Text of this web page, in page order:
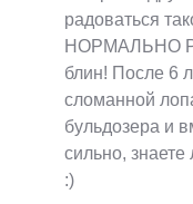
радоваться
НОРМАЛЬНО
блин! После 6
сломанной
бульдозера и
сильно,
:)